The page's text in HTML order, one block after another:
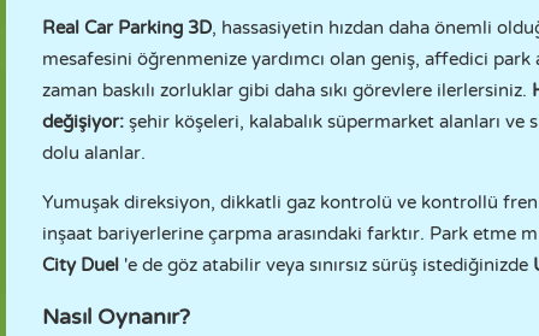
Real Car Parking 3D, hassasiyetin hızdan daha önemli
mesafesini öğrenmenize yardımcı olan geniş, affedici park
zaman baskılı zorluklar gibi daha sıkı görevlere ilerlersiniz.
değişiyor: şehir köşeleri, kalabalık süpermarket alanları ve
dolu alanlar.
Yumuşak direksiyon, dikkatli gaz kontrolü ve kontrollü
inşaat bariyerlerine çarpma arasındaki farktır. Park etme
City Duel 'e de göz atabilir veya sınırsız sürüş istediğinizde
Nasıl Oynanır?